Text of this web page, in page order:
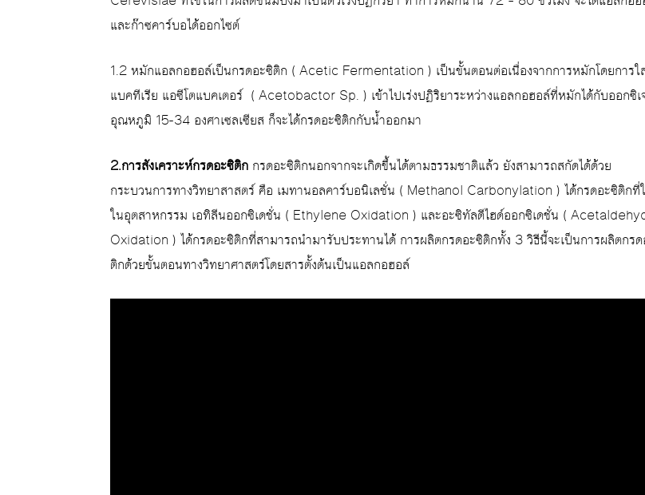
และก๊าซคาร์บอได้ออกไซต์
1.2 หมักแอลกอฮอล์เป็นกรดอะซิติก ( Acetic Fermentation ) เป็นขั้นตอนต่อเนื่องจากการหมักโดยการใ
แบคทีเรีย แอซีโตแบคเตอร์ ( Acetobactor Sp. ) เข้าไปเร่งปฏิริยาระหว่างแอลกอฮอล์ที่หมักได้กับออกซิ
อุณหภูมิ 15-34 องศาเซลเซียส ก็จะได้กรดอะซิติกกับน้ำออกมา
2.การสังเคราะห์กรดอะซิติก กรดอะซิติกนอกจากจะเกิดขึ้นได้ตามธรรมชาติแล้ว ยังสามารถสกัดได้ด้วย
กระบวนการทางวิทยาสาสตร์ คือ เมทานอลคาร์บอนิเลชั่น ( Methanol Carbonylation ) ได้กรดอะซิติกที่
ในอุตสาหกรรม เอทิลีนออกซิเดชั่น ( Ethylene Oxidation ) และอะซิทัลดีไฮด์ออกซิเดชั่น (
Oxidation ) ได้กรดอะซิติกที่สามารถนำมารับประทานได้ การผลิตกรดอะซิติกทั้ง 3 วิธีนี้จะเป็นการผลิตกร
ติกด้วยขั้นตอนทางวิทยาศาสตร์โดยสารตั้งต้นเป็นแอลกอฮอล์